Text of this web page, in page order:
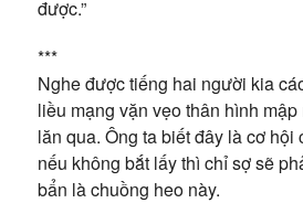
được.”
***
Nghe được tiếng hai người kia
liều mạng vặn vẹo thân hình
lăn qua. Ông ta biết đây là cơ hội
nếu không bắt lấy thì chỉ sợ sẽ
bẩn là chuồng heo này.